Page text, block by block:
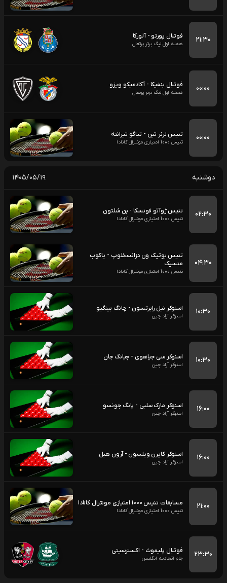
۲۱:۳۰ فوتبال پورتو - آلورکا
هفته اول لیگ برتر پرتغال
۰۰:۰۰ فوتبال بنفیکا - آکادمیکو ویزو
هفته اول لیگ برتر پرتغال
۰۰:۰۰ تنیس لرنر تین - تیاگو تیرانته
تنیس 1000 امتیازی مونترال کانادا
دوشنبه ۱۴۰۵/۰۵/۱۹
۰۲:۳۰ تنیس ژوآئو فونسکا - بن شلتون
تنیس 1000 امتیازی مونترال کانادا
۰۴:۳۰
تنیس بوتیک ون دزانسخلوپ - یاکوب
منسیک
تنیس 1000 امتیازی مونترال کانادا
۱۰:۳۰ اسنوکر نیل رابرتسون - چانگ بینگیو
اسنوکر آزاد چین
۱۰:۳۰ اسنوکر سی جیاهوی - جیانگ جان
اسنوکر آزاد چین
۱۶:۰۰ اسنوکر مارک سلبی - پانگ جونسو
اسنوکر آزاد چین
۱۶:۰۰ اسنوکر کایرن ویلسون - آرون هیل
اسنوکر آزاد چین
۲۱:۰۰ مسابقات تنیس 1000 امتیازی مونترال کانادا
تنیس 1000 امتیازی مونترال کانادا
۲۳:۳۰ فوتبال پلیموث - اکسترسیتی
جام اتحادیه انگلیس